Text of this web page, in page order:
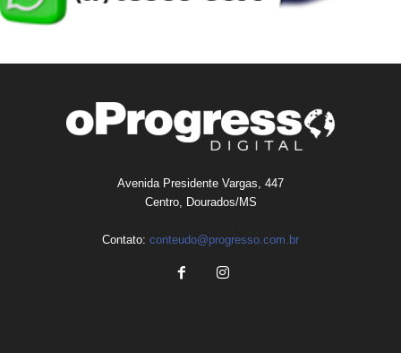
Avenida Presidente Vargas, 447
Centro, Dourados/MS
Contato: conteudo@progresso.com.br